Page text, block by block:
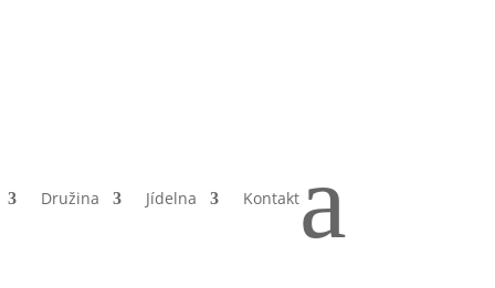
Družina Jídelna Kontakta